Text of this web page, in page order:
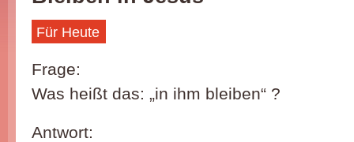
Für Heute
Frage:
Was heißt das: „in ihm bleiben“ ?
Antwort: